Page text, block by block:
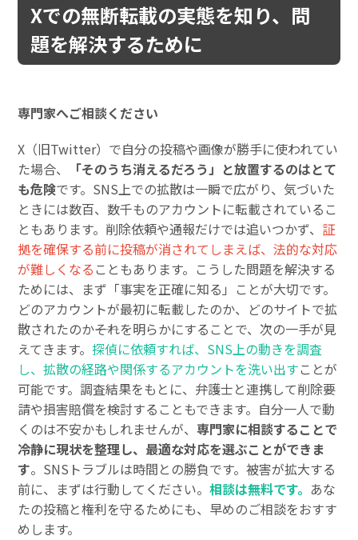
Xでの無断転載の実態を知り、問
題を解決するために
専門家へご相談ください
X（旧Twitter）で自分の投稿や画像が勝手に使われてい
た場合、
「そのうち消えるだろう」と放置するのはとて
も危険です。SNS上での拡散は一瞬で広がり、気づいた
ときには数百、数千ものアカウントに転載されているこ
ともあります。削除依頼や通報だけでは追いつかず、 証
拠を確保する前に投稿が消されてしまえば、法的な対応
が難しくなる こともあります。こうした問題を解決する
ためには、まず「事実を正確に知る」ことが大切です。
どのアカウントが最初に転載したのか、どのサイトで拡
散されたのか――それを明らかにすることで、次の一手が見
えてきます。探偵に依頼すれば、SNS上の動きを調査
し、拡散の経路や関係するアカウントを洗い出すことが
可能です。調査結果をもとに、弁護士と連携して削除要
請や損害賠償を検討することもできます。自分一人で動
くのは不安かもしれませんが、専門家に相談することで
冷静に現状を整理し、最適な対応を選ぶことができま
す。SNSトラブルは時間との勝負です。被害が拡大する
前に、まずは行動してください。相談は無料です。 あな
たの投稿と権利を守るためにも、早めのご相談をおすす
めします。